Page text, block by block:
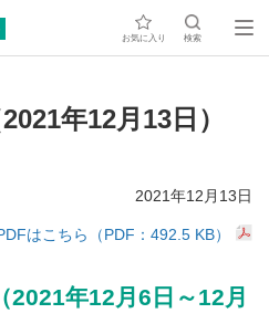
お気に入り 検索
年12月13日）
2021年12月13日
はこちら（PDF：492.5 KB）
年12月6日～12月